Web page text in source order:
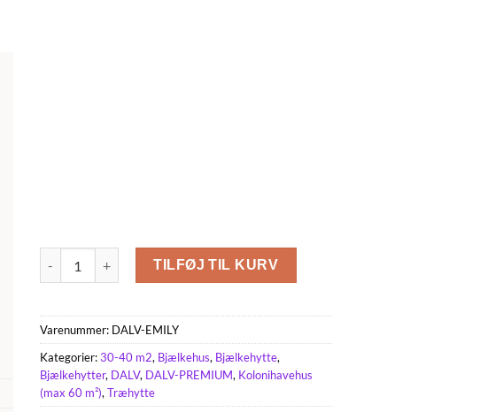
Emily 31.5m² (4.042m x 7.8m), 44mm antal
TILFØJ TIL KURV
Varenummer: DALV-EMILY
Kategorier:30-40 m2, Bjælkehus, Bjælkehytte,
Bjælkehytter, DALV, DALV-PREMIUM, Kolonihavehus
(max 60 m²), Træhytte